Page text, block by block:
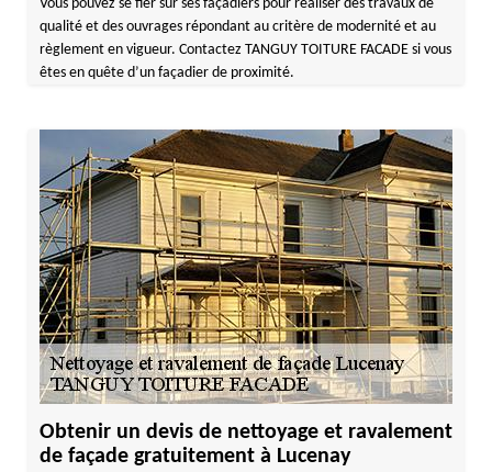
Vous pouvez se fier sur ses façadiers pour réaliser des travaux de
qualité et des ouvrages répondant au critère de modernité et au
règlement en vigueur. Contactez TANGUY TOITURE FACADE si vous
êtes en quête d’un façadier de proximité.
Obtenir un devis de nettoyage et ravalement
de façade gratuitement à Lucenay